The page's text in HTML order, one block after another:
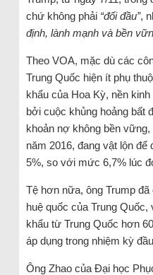
chứ không phải “đối đầu”,
định, lành mạnh và bền
Theo VOA, mặc dù các
Trung Quốc hiện ít phụ
khẩu của Hoa Kỳ, nền
bởi cuộc khủng hoảng bất
khoản nợ không bền
năm 2016, đang vật lộn
5%, so với mức 6,7% lúc
Tệ hơn nữa, ông Trump
huệ quốc của Trung
khẩu từ Trung Quốc hơn
áp dụng trong nhiệm kỳ
Ông Zhao của Đại học